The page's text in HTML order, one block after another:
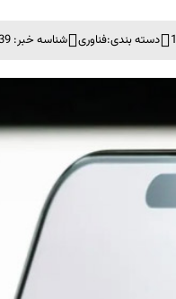
دسته بندی:فناوری شناسه خبر: 400839